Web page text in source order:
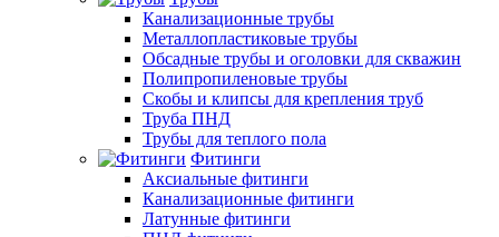
Канализационные трубы
Металлопластиковые трубы
Обсадные трубы и оголовки для скважин
Полипропиленовые трубы
Скобы и клипсы для крепления труб
Труба ПНД
Трубы для теплого пола
Фитинги
Аксиальные фитинги
Канализационные фитинги
Латунные фитинги